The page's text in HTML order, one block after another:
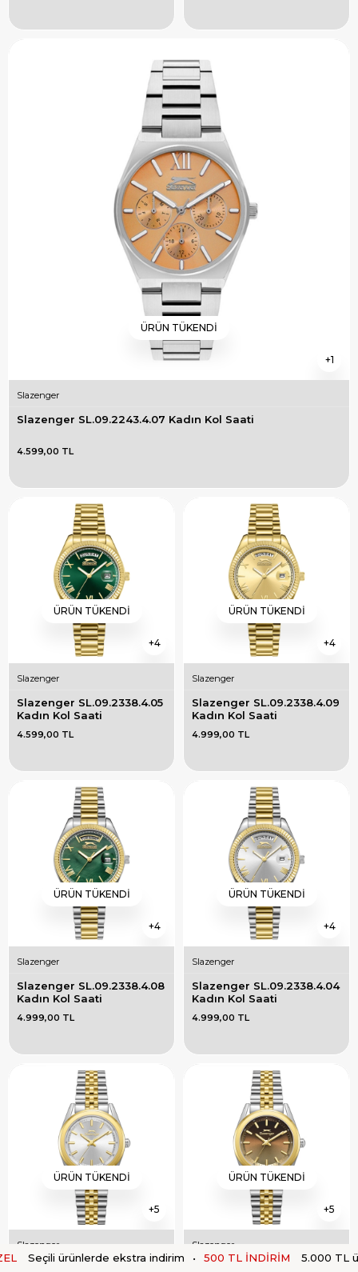
1
ÜRÜN TÜKENDI
Slazenger
Slazenger SL.09.2243.4.07 Kadın Kol Saati
4.599,00 TL
4
ÜRÜN TÜKENDI
Slazenger
Slazenger SL.09.2338.4.05
Kadın Kol Saati
4.599,00 TL
4
ÜRÜN TÜKENDI
Slazenger
Slazenger SL.09.2338.4.09
Kadın Kol Saati
4.999,00 TL
4
ÜRÜN TÜKENDI
Slazenger
Slazenger SL.09.2338.4.08
Kadın Kol Saati
4.999,00 TL
4
ÜRÜN TÜKENDI
Slazenger
Slazenger SL.09.2338.4.04
Kadın Kol Saati
4.999,00 TL
5
ÜRÜN TÜKENDI
Slazenger
5
ÜRÜN TÜKENDI
Slazenger
ürünlerde ekstra indirim • 500 TL İNDİRİM 5.000 TL üzeri